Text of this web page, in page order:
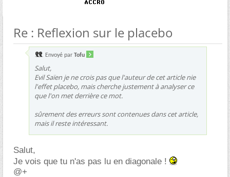
Re : Reflexion sur le placebo
Envoyé par Tofu
Salut,
Evil Saïen je ne crois pas que l'auteur de cet article nie
l'effet placebo, mais cherche justement à analyser ce
que l'on met derrière ce mot.
sûrement des erreurs sont contenues dans cet article,
mais il reste intéressant.
Salut,
Je vois que tu n'as pas lu en diagonale !
@+